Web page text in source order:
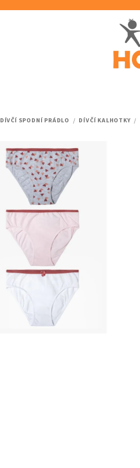
DÍVČÍ SPODNÍ PRÁDLO / DÍVČÍ KALHOTKY /